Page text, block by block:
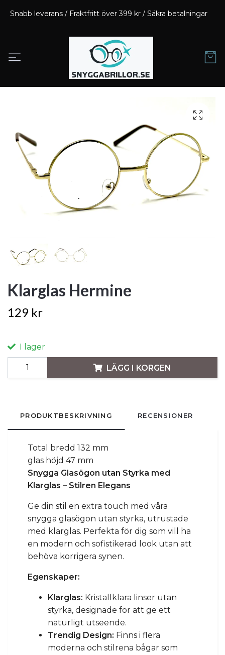
Snabb leverans / Fraktfritt över 399 kr / Säkra betalningar
Klarglas Hermine
129 kr
I lager
LÄGG I KORGEN
PRODUKTBESKRIVNING RECENSIONER
Total bredd 132 mm
glas höjd 47 mm
Snygga Glasögon utan Styrka med
Klarglas – Stilren Elegans
Ge din stil en extra touch med våra
snygga glasögon utan styrka, utrustade
med klarglas. Perfekta för dig som vill ha
en modern och sofistikerad look utan att
behöva korrigera synen.
Egenskaper:
Klarglas: Kristallklara linser utan
styrka, designade för att ge ett
naturligt utseende.
Trendig Design: Finns i flera
moderna och stilrena bågar som